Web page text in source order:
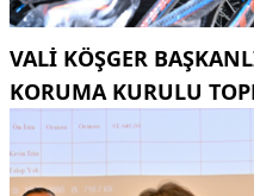
VALI KÖŞGER
KORUMA KURULU